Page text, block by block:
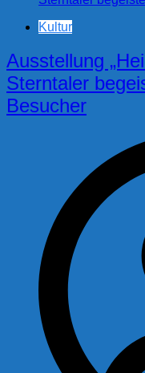
Kultur
Ausstellung
Sterntaler
Besucher